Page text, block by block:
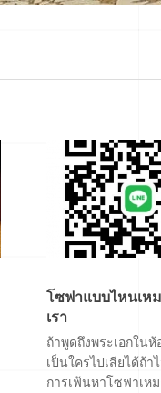
โซฟาแบบไหนเห
เรา
ถ้าพูดถึงพระเอกในห้
เป็นใครไปเสียได้ถ้า
การเฟ้นหาโซฟาเหม